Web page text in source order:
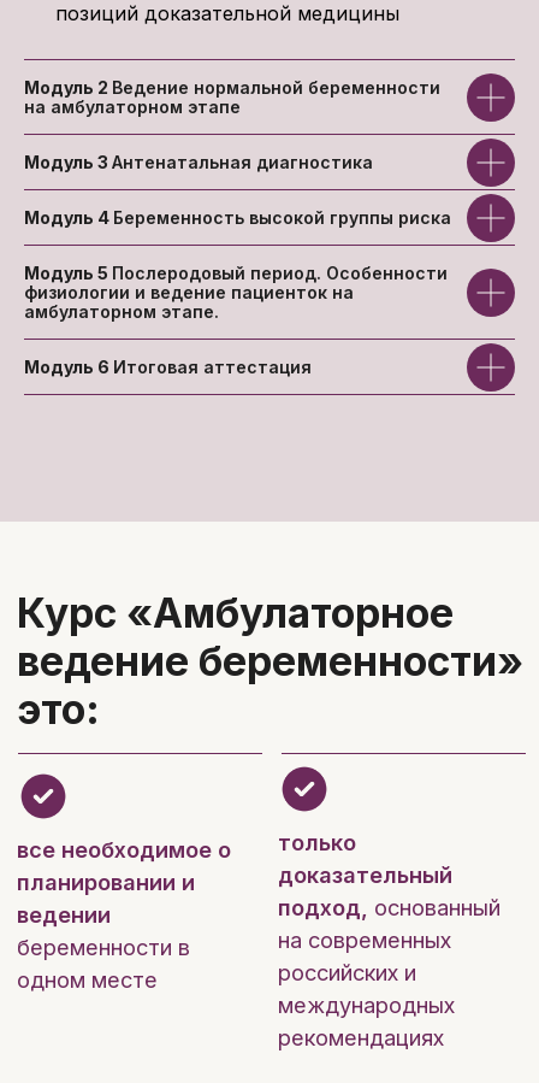
позиций доказательной медицины
Модуль 2 Ведение нормальной беременности
на амбулаторном этапе
Модуль 3 Антенатальная диагностика
Модуль 4 Беременность высокой группы риска
Модуль 5 Послеродовый период. Особенности
физиологии и ведение пациенток на
амбулаторном этапе.
Модуль 6 Итоговая аттестация
Екатерина Андреевна
Захарова
врач акушер-гинеколог -
эндокринолог, детский гинеколог
5 лет работы по программе
«земский доктор»
Член EMAS ( the European
Menopause and Andropause Society)
Член РОСГЭМ (Российское
гинекологической эндокринологии и
менопаузе)
Университет
доказательной
медицины MD.school —
это:
Государственная лицензия
Резидент Сколково,
аккредитованная ИТ-компания
Более 20 программ по
специальностям, коммуникативным
и управленческим навыкам и
Обучение по международным